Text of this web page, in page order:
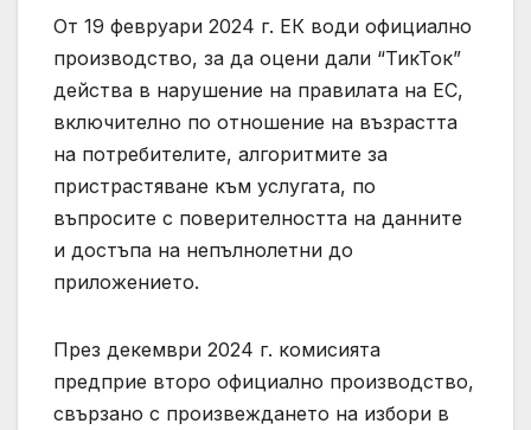
От 19 февруари 2024 г. ЕК води официално
производство, за да оцени дали “ТикТок”
действа в нарушение на правилата на ЕС,
включително по отношение на възрастта
на потребителите, алгоритмите за
пристрастяване към услугата, по
въпросите с поверителността на данните
и достъпа на непълнолетни до
приложението.
През декември 2024 г. комисията
предприе второ официално производство,
свързано с произвеждането на избори в